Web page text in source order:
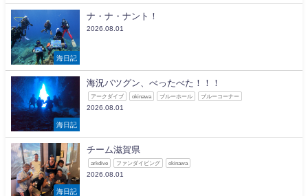
海日記
ナ・ナ・ナント！
2026.08.01
海日記
海況バツグン、べったべた！！！
アークダイブ okinawa ブルーホール ブルーコーナー
2026.08.01
海日記
チーム滋賀県
arkdive ファンダイビング okinawa
2026.08.01